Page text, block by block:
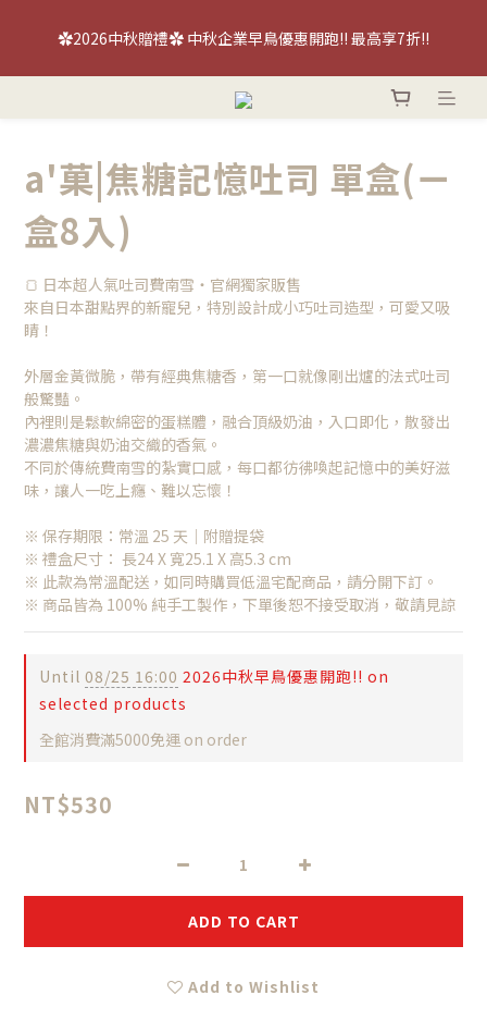
【喜餅優惠】免費『台北/台中』喜餅現場品鑑試吃～立即預約！
✿2026中秋贈禮✿ 中秋企業早鳥優惠開跑!! 最高享7折!!
【喜餅優惠】免費『台北/台中』喜餅現場品鑑試吃～立即預約！
a'菓|焦糖記憶吐司 單盒(ㄧ
盒8入)
🍞 日本超人氣吐司費南雪・官網獨家販售
來自日本甜點界的新寵兒，特別設計成小巧吐司造型，可愛又吸
睛！
外層金黃微脆，帶有經典焦糖香，第一口就像剛出爐的法式吐司
般驚豔。
內裡則是鬆軟綿密的蛋糕體，融合頂級奶油，入口即化，散發出
濃濃焦糖與奶油交織的香氣。
不同於傳統費南雪的紮實口感，每口都彷彿喚起記憶中的美好滋
味，讓人一吃上癮、難以忘懷！
※ 保存期限：常溫 25 天｜附贈提袋
※ 禮盒尺寸： 長24 X 寬25.1 X 高5.3 cm
※ 此款為常溫配送，如同時購買低溫宅配商品，請分開下訂。
※ 商品皆為 100% 純手工製作，下單後恕不接受取消，敬請見諒
Until 08/25 16:00 2026中秋早鳥優惠開跑!! on
selected products
全館消費滿5000免運 on order
NT$530
ADD TO CART
Add to Wishlist